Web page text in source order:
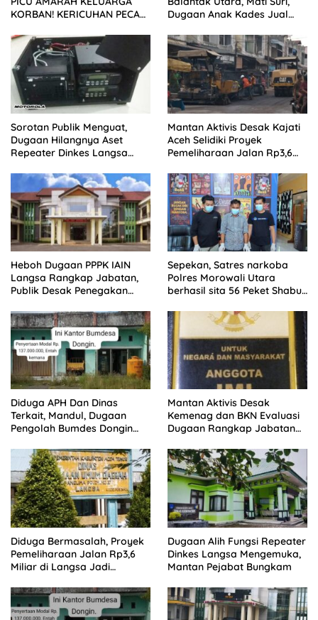
KORBAN! KERICUHAN PECAH
DITUNDA
Dugaan Anak Kades Jual
Sorotan Publik Menguat,
Dugaan Hilangnya Aset
Repeater Dinkes Langsa
Mantan Aktivis Desak Kajati
Aceh Selidiki Proyek
Pemeliharaan Jalan Rp3,6
Heboh Dugaan PPPK IAIN
Langsa Rangkap Jabatan,
Publik Desak Penegakan
Sepekan, Satres narkoba
Polres Morowali Utara
berhasil sita 56 Peket Shabu
pelaku
Diduga APH Dan Dinas
Terkait, Mandul, Dugaan
Pengolah Bumdes Dongin
Program Pemerintah.
Mantan Aktivis Desak
Kemenag dan BKN Evaluasi
Dugaan Rangkap Jabatan
Diduga Bermasalah, Proyek
Pemeliharaan Jalan Rp3,6
Miliar di Langsa Jadi
Dugaan Alih Fungsi Repeater
Dinkes Langsa Mengemuka,
Mantan Pejabat Bungkam